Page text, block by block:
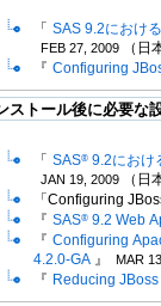
「 SAS 9.2におけ
FEB 27, 2009（日
『 Configuring
ストール後に必要な
「 SAS®9.2におけ
JAN 19, 2009（日
「Configuring
『 SAS®9.2 Web
『 Configuring
4.2.0-GA』 MAR
『 Reducing